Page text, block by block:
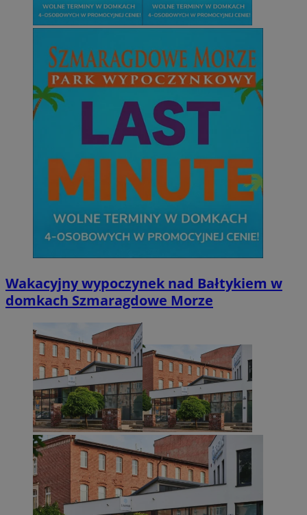
Wakacyjny wypoczynek nad Bałtykiem w
domkach Szmaragdowe Morze